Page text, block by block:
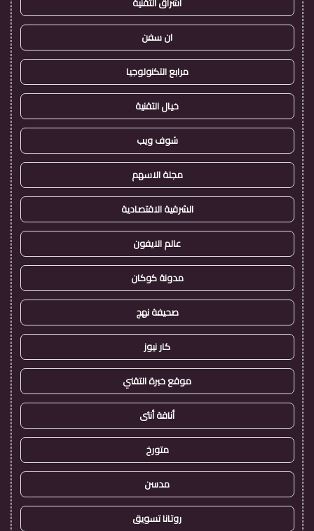
ان سفن
مرابع التكنولوجيا
خيال التقنية
شوف ويب
مجلة الاسهم
الشرقية الاقتصادية
عالم الايفون
مدونة كوكان
صحيفة نهج
كار نيوز
موقع خبرة التقني
أناقة أنثى
متورخ
مدسن
روتانا تسويق